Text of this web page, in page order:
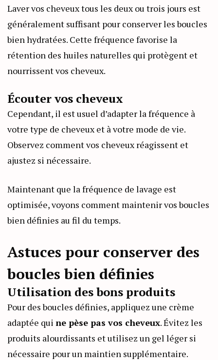
Laver vos cheveux tous les deux ou trois jours est
généralement suffisant pour conserver les boucles
bien hydratées. Cette fréquence favorise la
rétention des huiles naturelles qui protègent et
nourrissent vos cheveux.
Écouter vos cheveux
Cependant, il est usuel d’adapter la fréquence à
votre type de cheveux et à votre mode de vie.
Observez comment vos cheveux réagissent et
ajustez si nécessaire.
Maintenant que la fréquence de lavage est
optimisée, voyons comment maintenir vos boucles
bien définies au fil du temps.
Astuces pour conserver des
boucles bien définies
Utilisation des bons produits
Pour des boucles définies, appliquez une crème
adaptée qui ne pèse pas vos cheveux. Évitez les
produits alourdissants et utilisez un gel léger si
nécessaire pour un maintien supplémentaire.